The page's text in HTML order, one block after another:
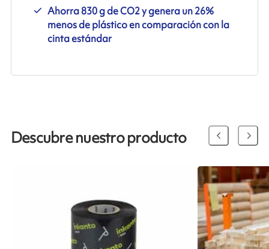
Ahorra 830 g de CO2 y genera un 26%
menos de plástico en comparación con la
cinta estándar
Descubre nuestro producto